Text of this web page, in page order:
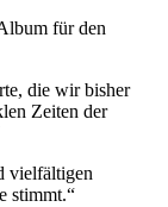
für den
die wir bisher
Zeiten der
vielfältigen
stimmt.“